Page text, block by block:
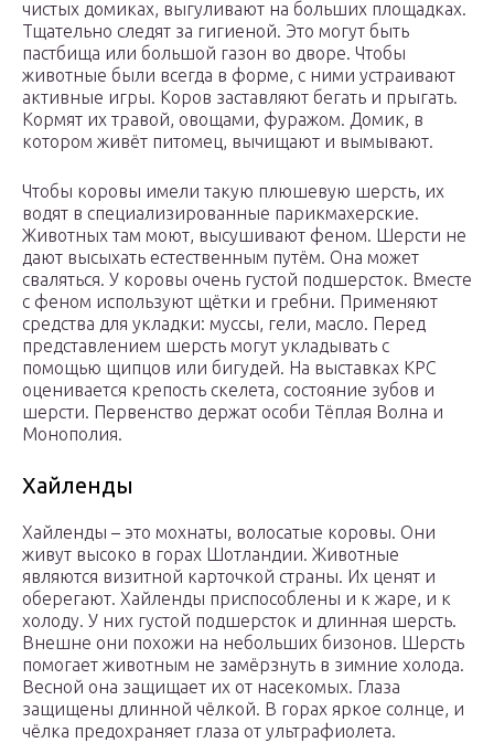
чистых домиках, выгуливают на больших площадках.
Тщательно следят за гигиеной. Это могут быть
пастбища или большой газон во дворе. Чтобы
животные были всегда в форме, с ними устраивают
активные игры. Коров заставляют бегать и прыгать.
Кормят их травой, овощами, фуражом. Домик, в
котором живёт питомец, вычищают и вымывают.
Чтобы коровы имели такую плюшевую шерсть, их
водят в специализированные парикмахерские.
Животных там моют, высушивают феном. Шерсти не
дают высыхать естественным путём. Она может
сваляться. У коровы очень густой подшерсток. Вместе
с феном используют щётки и гребни. Применяют
средства для укладки: муссы, гели, масло. Перед
представлением шерсть могут укладывать с
помощью щипцов или бигудей. На выставках КРС
оценивается крепость скелета, состояние зубов и
шерсти. Первенство держат особи Тёплая Волна и
Монополия.
Хайленды
Хайленды – это мохнаты, волосатые коровы. Они
живут высоко в горах Шотландии. Животные
являются визитной карточкой страны. Их ценят и
оберегают. Хайленды приспособлены и к жаре, и к
холоду. У них густой подшерсток и длинная шерсть.
Внешне они похожи на небольших бизонов. Шерсть
помогает животным не замёрзнуть в зимние холода.
Весной она защищает их от насекомых. Глаза
защищены длинной чёлкой. В горах яркое солнце, и
чёлка предохраняет глаза от ультрафиолета.